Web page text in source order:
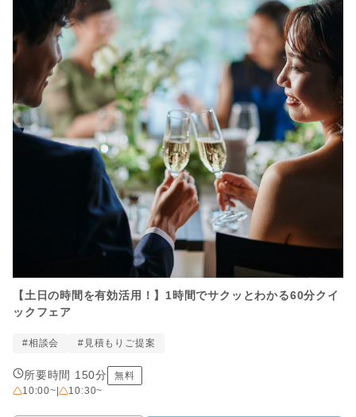
【土日の時間を有効活用！】1時間でサクッとわかる60分クイ
ックフェア
#相談会 #見積もりご提案
所要時間 150分
無料
10:00~| 10:30~